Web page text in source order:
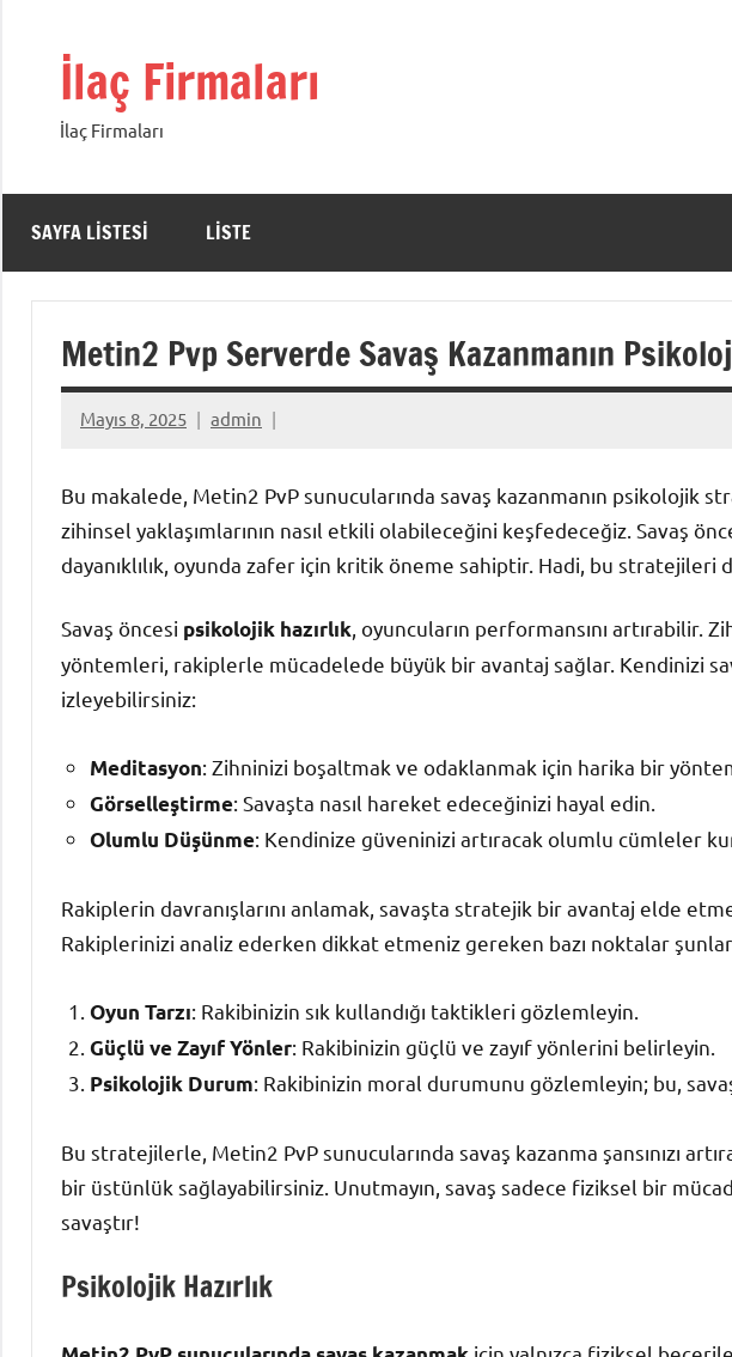
İlaç Firmaları
İlaç Firmaları
SAYFA LISTESI LISTE
Metin2 Pvp Serverde Savaş Kazanmanın
Mayıs 8, 2025 admin
Bu makalede, Metin2 PvP sunucularında savaş kazanmanın psikolojik
zihinsel yaklaşımlarının nasıl etkili olabileceğini keşfedeceğiz. Savaş
dayanıklılık, oyunda zafer için kritik öneme sahiptir. Hadi, bu
Savaş öncesi psikolojik hazırlık , oyuncuların performansını artırabilir.
yöntemleri, rakiplerle mücadelede büyük bir avantaj sağlar. Kendinizi
izleyebilirsiniz:
Meditasyon: Zihninizi boşaltmak ve odaklanmak için harika bir
Görselleştirme: Savaşta nasıl hareket edeceğinizi hayal edin.
Olumlu Düşünme: Kendinize güveninizi artıracak olumlu cümleler
Rakiplerin davranışlarını anlamak, savaşta stratejik bir avantaj elde
Rakiplerinizi analiz ederken dikkat etmeniz gereken bazı noktalar
Oyun Tarzı: Rakibinizin sık kullandığı taktikleri gözlemleyin.
Güçlü ve Zayıf Yönler: Rakibinizin güçlü ve zayıf yönlerini belirleyin.
Psikolojik Durum: Rakibinizin moral durumunu gözlemleyin; bu,
Bu stratejilerle, Metin2 PvP sunucularında savaş kazanma şansınızı
bir üstünlük sağlayabilirsiniz. Unutmayın, savaş sadece fiziksel bir
savaştır!
Psikolojik Hazırlık